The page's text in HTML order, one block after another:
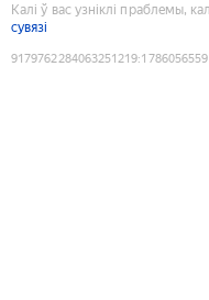
Калі ў вас узніклі праблемы,
сувязі
9179762284063251219:1786056559